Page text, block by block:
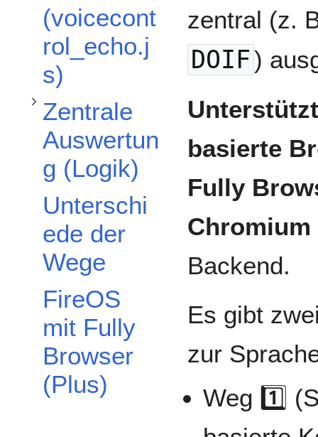
(voicecont
rol_echo.j
s)
Zentrale
Auswertun
g (Logik)
Unterschi
ede der
Wege
FireOS
mit Fully
Browser
(Plus)
zentral (z.
DOIF)
basierte
Fully
Chromium
Backend.
Es gibt
zur
Weg 1️⃣